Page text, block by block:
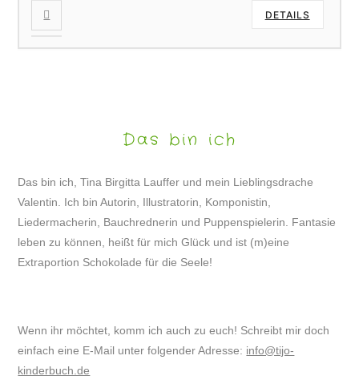
DETAILS
Das bin ich
Das bin ich, Tina Birgitta Lauffer und mein Lieblingsdrache
Valentin. Ich bin Autorin, Illustratorin, Komponistin,
Liedermacherin, Bauchrednerin und Puppenspielerin. Fantasie
leben zu können, heißt für mich Glück und ist (m)eine
Extraportion Schokolade für die Seele!
Wenn ihr möchtet, komm ich auch zu euch! Schreibt mir doch
einfach eine E-Mail unter folgender Adresse: info@tijo-
kinderbuch.de